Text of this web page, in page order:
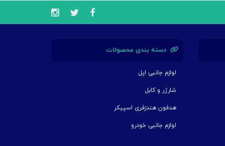
دسته بندی محصولات
لوازم جانبی اپل
شارژر و کابل
هدفون هندزفری اسپیکر
لوازم جانبی خودرو